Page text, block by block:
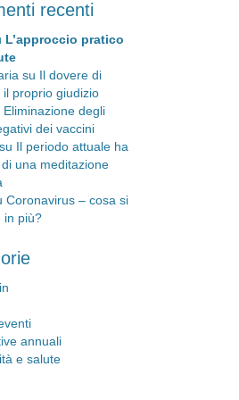
recenti
L’approccio pratico
su Il dovere di
il proprio giudizio
Eliminazione degli
dei vaccini
su Il periodo attuale ha
una meditazione
Coronavirus – cosa si
in più?
annuali
e salute